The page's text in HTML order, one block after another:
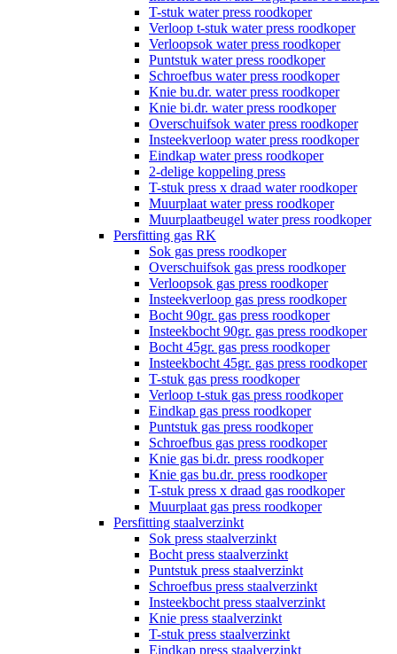
T-stuk water press roodkoper
Verloop t-stuk water press roodkoper
Verloopsok water press roodkoper
Puntstuk water press roodkoper
Schroefbus water press roodkoper
Knie bu.dr. water press roodkoper
Knie bi.dr. water press roodkoper
Overschuifsok water press roodkoper
Insteekverloop water press roodkoper
Eindkap water press roodkoper
2-delige koppeling press
T-stuk press x draad water roodkoper
Muurplaat water press roodkoper
Muurplaatbeugel water press roodkoper
Persfitting gas RK
Sok gas press roodkoper
Overschuifsok gas press roodkoper
Verloopsok gas press roodkoper
Insteekverloop gas press roodkoper
Bocht 90gr. gas press roodkoper
Insteekbocht 90gr. gas press roodkoper
Bocht 45gr. gas press roodkoper
Insteekbocht 45gr. gas press roodkoper
T-stuk gas press roodkoper
Verloop t-stuk gas press roodkoper
Eindkap gas press roodkoper
Puntstuk gas press roodkoper
Schroefbus gas press roodkoper
Knie gas bi.dr. press roodkoper
Knie gas bu.dr. press roodkoper
T-stuk press x draad gas roodkoper
Muurplaat gas press roodkoper
Persfitting staalverzinkt
Sok press staalverzinkt
Bocht press staalverzinkt
Puntstuk press staalverzinkt
Schroefbus press staalverzinkt
Insteekbocht press staalverzinkt
Knie press staalverzinkt
T-stuk press staalverzinkt
Eindkap press staalverzinkt